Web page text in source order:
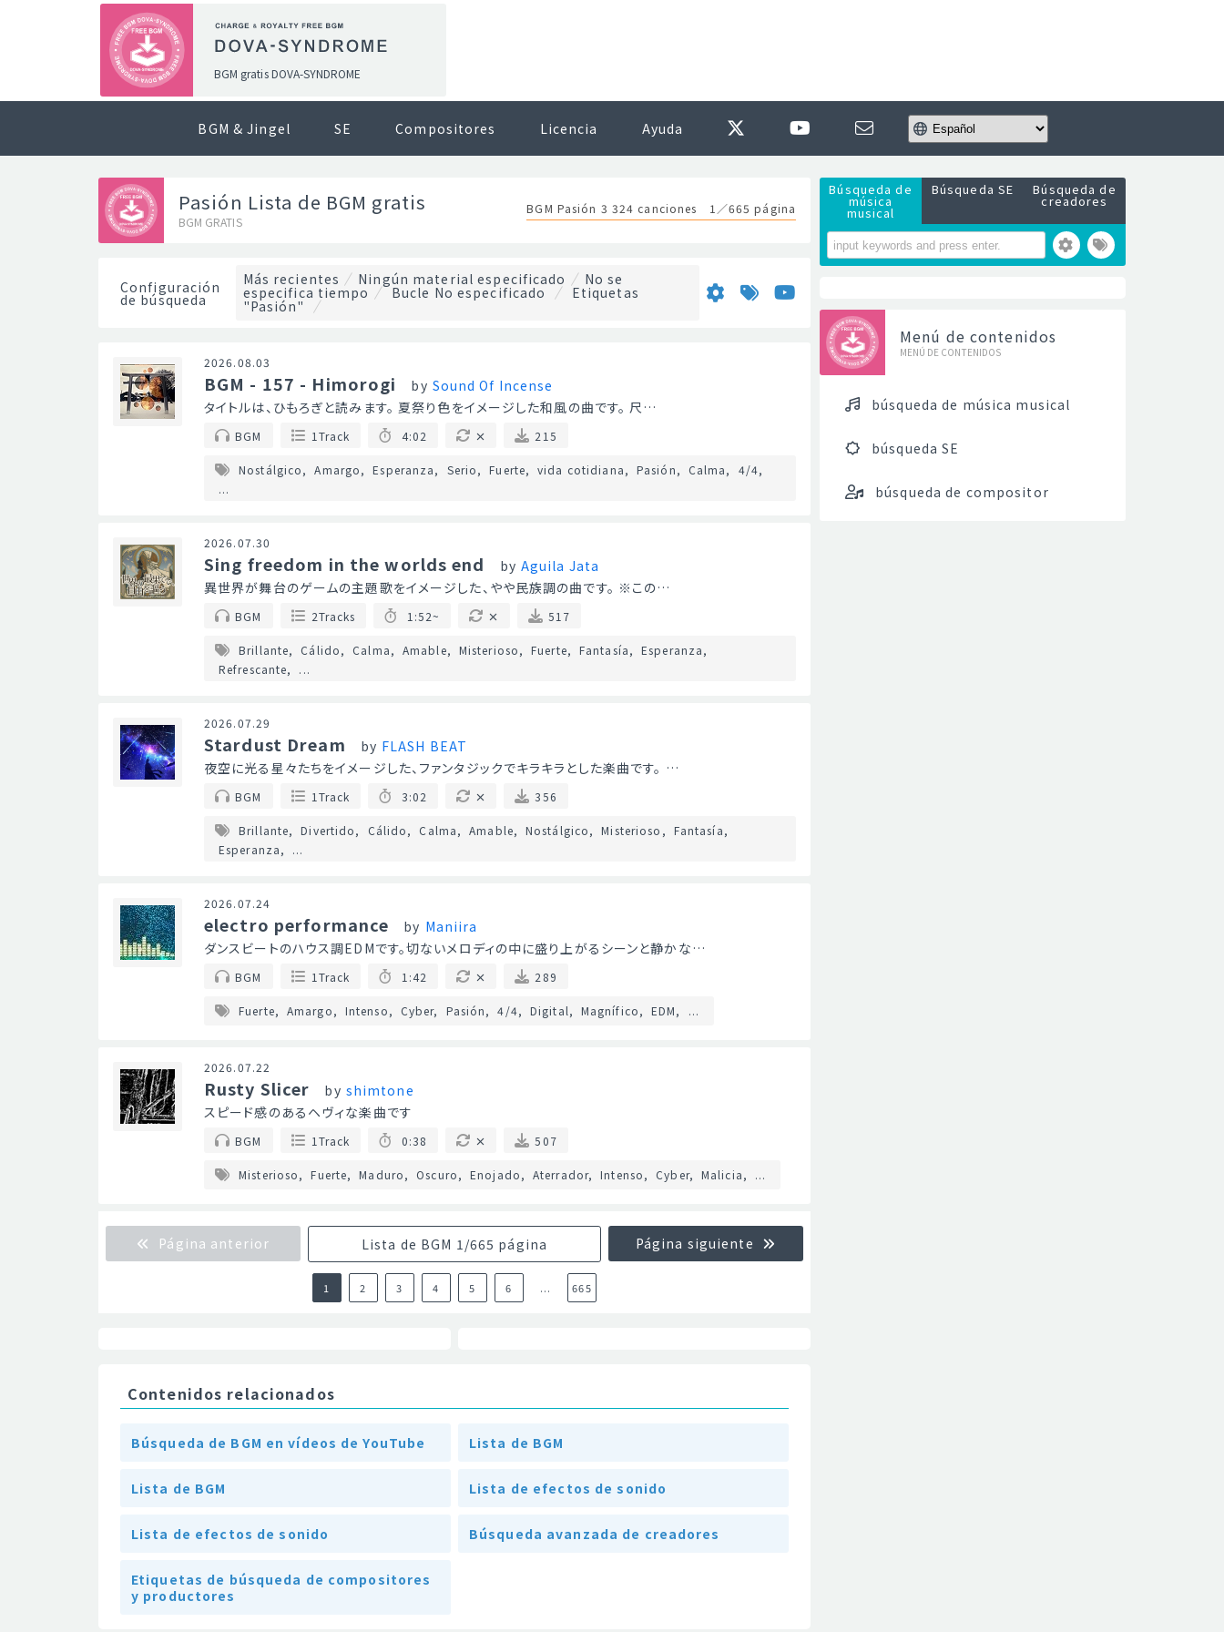
BGM gratis DOVA-SYNDROME
BGM & Jingel SE Compositores Licencia Ayuda
Pasión Lista de BGM gratis
BGM GRATIS
BGM Pasión 3 324 canciones 1／665 página
Configuración
de búsqueda
Más recientes Ningún material especificado No se
especifica tiempo Bucle No especificado Etiquetas
"Pasión"
2026.08.03
BGM - 157 - Himorogi by Sound Of Incense
タイトルは、ひもろぎと読みます。 夏祭り色をイメージした和風の曲です。 尺…
BGM 1Track 4:02 215
Nostálgico Amargo Esperanza Serio Fuerte vida cotidiana Pasión Calma
4/4
...
2026.07.30
Sing freedom in the worlds end by Aguila Jata
異世界が舞台のゲームの主題歌をイメージした、やや民族調の曲です。 ※この…
BGM 2Tracks 1:52~ 517
Brillante Cálido Calma Amable Misterioso Fuerte Fantasía
Esperanza
Refrescante
...
2026.07.29
Stardust Dream by FLASH BEAT
夜空に光る星々たちをイメージした、ファンタジックでキラキラとした楽曲です。 …
BGM 1Track 3:02 356
Brillante Divertido Cálido Calma Amable Nostálgico Misterioso
Fantasía
Esperanza
...
2026.07.24
electro performance by Maniira
ダンスビートのハウス調EDMです。切ないメロディの中に盛り上がるシーンと静かな…
BGM 1Track 1:42 289
Fuerte Amargo Intenso Cyber Pasión 4/4 Digital Magnífico EDM ...
2026.07.22
Rusty Slicer by shimtone
スピード感のあるヘヴィな楽曲です
BGM 1Track 0:38 507
Misterioso Fuerte Maduro Oscuro Enojado Aterrador Intenso Cyber Malicia ...
Página anterior Lista de BGM 1/665 página Página siguiente
1 2 3 4 5 6 ... 665
Contenidos relacionados
Búsqueda de BGM en vídeos de YouTube Lista de BGM
Lista de BGM Lista de efectos de sonido
Lista de efectos de sonido Búsqueda avanzada de creadores
Etiquetas de búsqueda de compositores
y productores
Búsqueda de
música
musical
Búsqueda SE Búsqueda de
creadores
Menú de contenidos
MENÚ DE CONTENIDOS
búsqueda de música musical
búsqueda SE
búsqueda de compositor